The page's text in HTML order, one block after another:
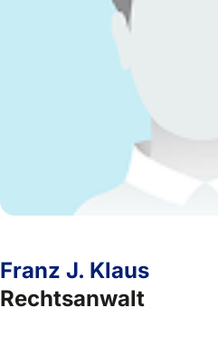
Franz J. Klaus
Rechtsanwalt